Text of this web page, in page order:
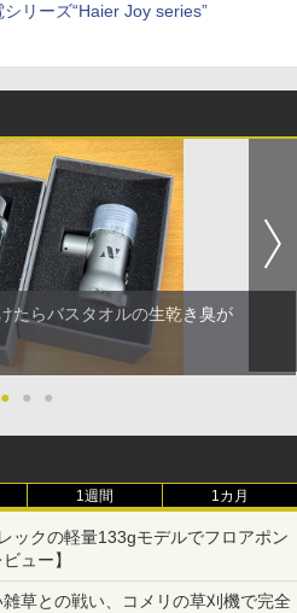
リーズ“Haier Joy series”
たらバスタオルの生乾き臭が
● ● ●
1週間 1カ月
ックの軽量133gモデルでフロアポン
ュー】
雑草との戦い、コメリの草刈機で完全